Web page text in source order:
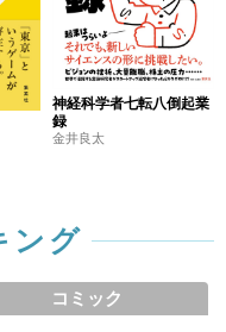
神経科学者七転八倒起業
録
金井良太
ング
コミック